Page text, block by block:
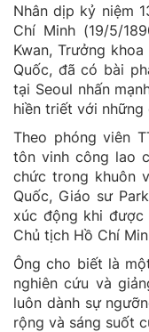
Nhân dịp kỷ niệm
Chí Minh (19/5/
Kwan, Trưởng
Quốc, đã có bài
tại Seoul nhấn
hiền triết với
Theo phóng viên
tôn vinh công lao
chức trong khuôn
Quốc, Giáo sư
xúc động khi được
Chủ tịch Hồ Chí
Ông cho biết là
nghiên cứu và
luôn dành sự
rộng và sáng suốt